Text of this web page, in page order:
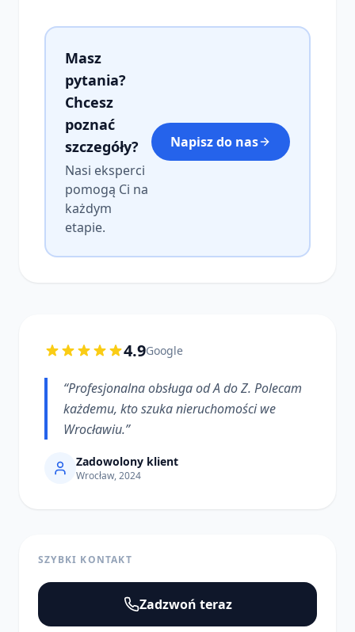
Masz
pytania?
Chcesz
poznać
szczegóły?
Nasi eksperci
pomogą Ci na
każdym
etapie.
Napisz do nas
4.9Google
“Profesjonalna obsługa od A do Z. Polecam
każdemu, kto szuka nieruchomości we
Wrocławiu.”
Zadowolony klient
Wrocław, 2024
SZYBKI KONTAKT
Zadzwoń teraz